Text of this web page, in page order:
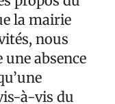
la mairie
nous
absence
à-vis du